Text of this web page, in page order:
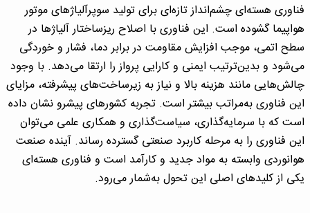
فناوری هسته‌ای چشم‌انداز تازه‌ای برای تولید سوپرآلیاژهای موتور
هواپیما گشوده است. این فناوری با اصلاح ریزساختار آلیاژها در
سطح اتمی، موجب افزایش مقاومت در برابر دما، فشار و خوردگی
می‌شود و بدین‌ترتیب ایمنی و کارایی پرواز را ارتقا می‌دهد. با وجود
چالش‌هایی مانند هزینه بالا و نیاز به زیرساخت‌های پیشرفته، مزایای
این فناوری به‌مراتب بیشتر است. تجربه کشورهای پیشرو نشان داده
است که با سرمایه‌گذاری، سیاست‌گذاری و همکاری علمی می‌توان
این فناوری را به مرحله کاربرد صنعتی گسترده رساند. آینده صنعت
هوانوردی وابسته به مواد جدید و کارآمد است و فناوری هسته‌ای
یکی از کلیدهای اصلی این تحول به‌شمار می‌رود.